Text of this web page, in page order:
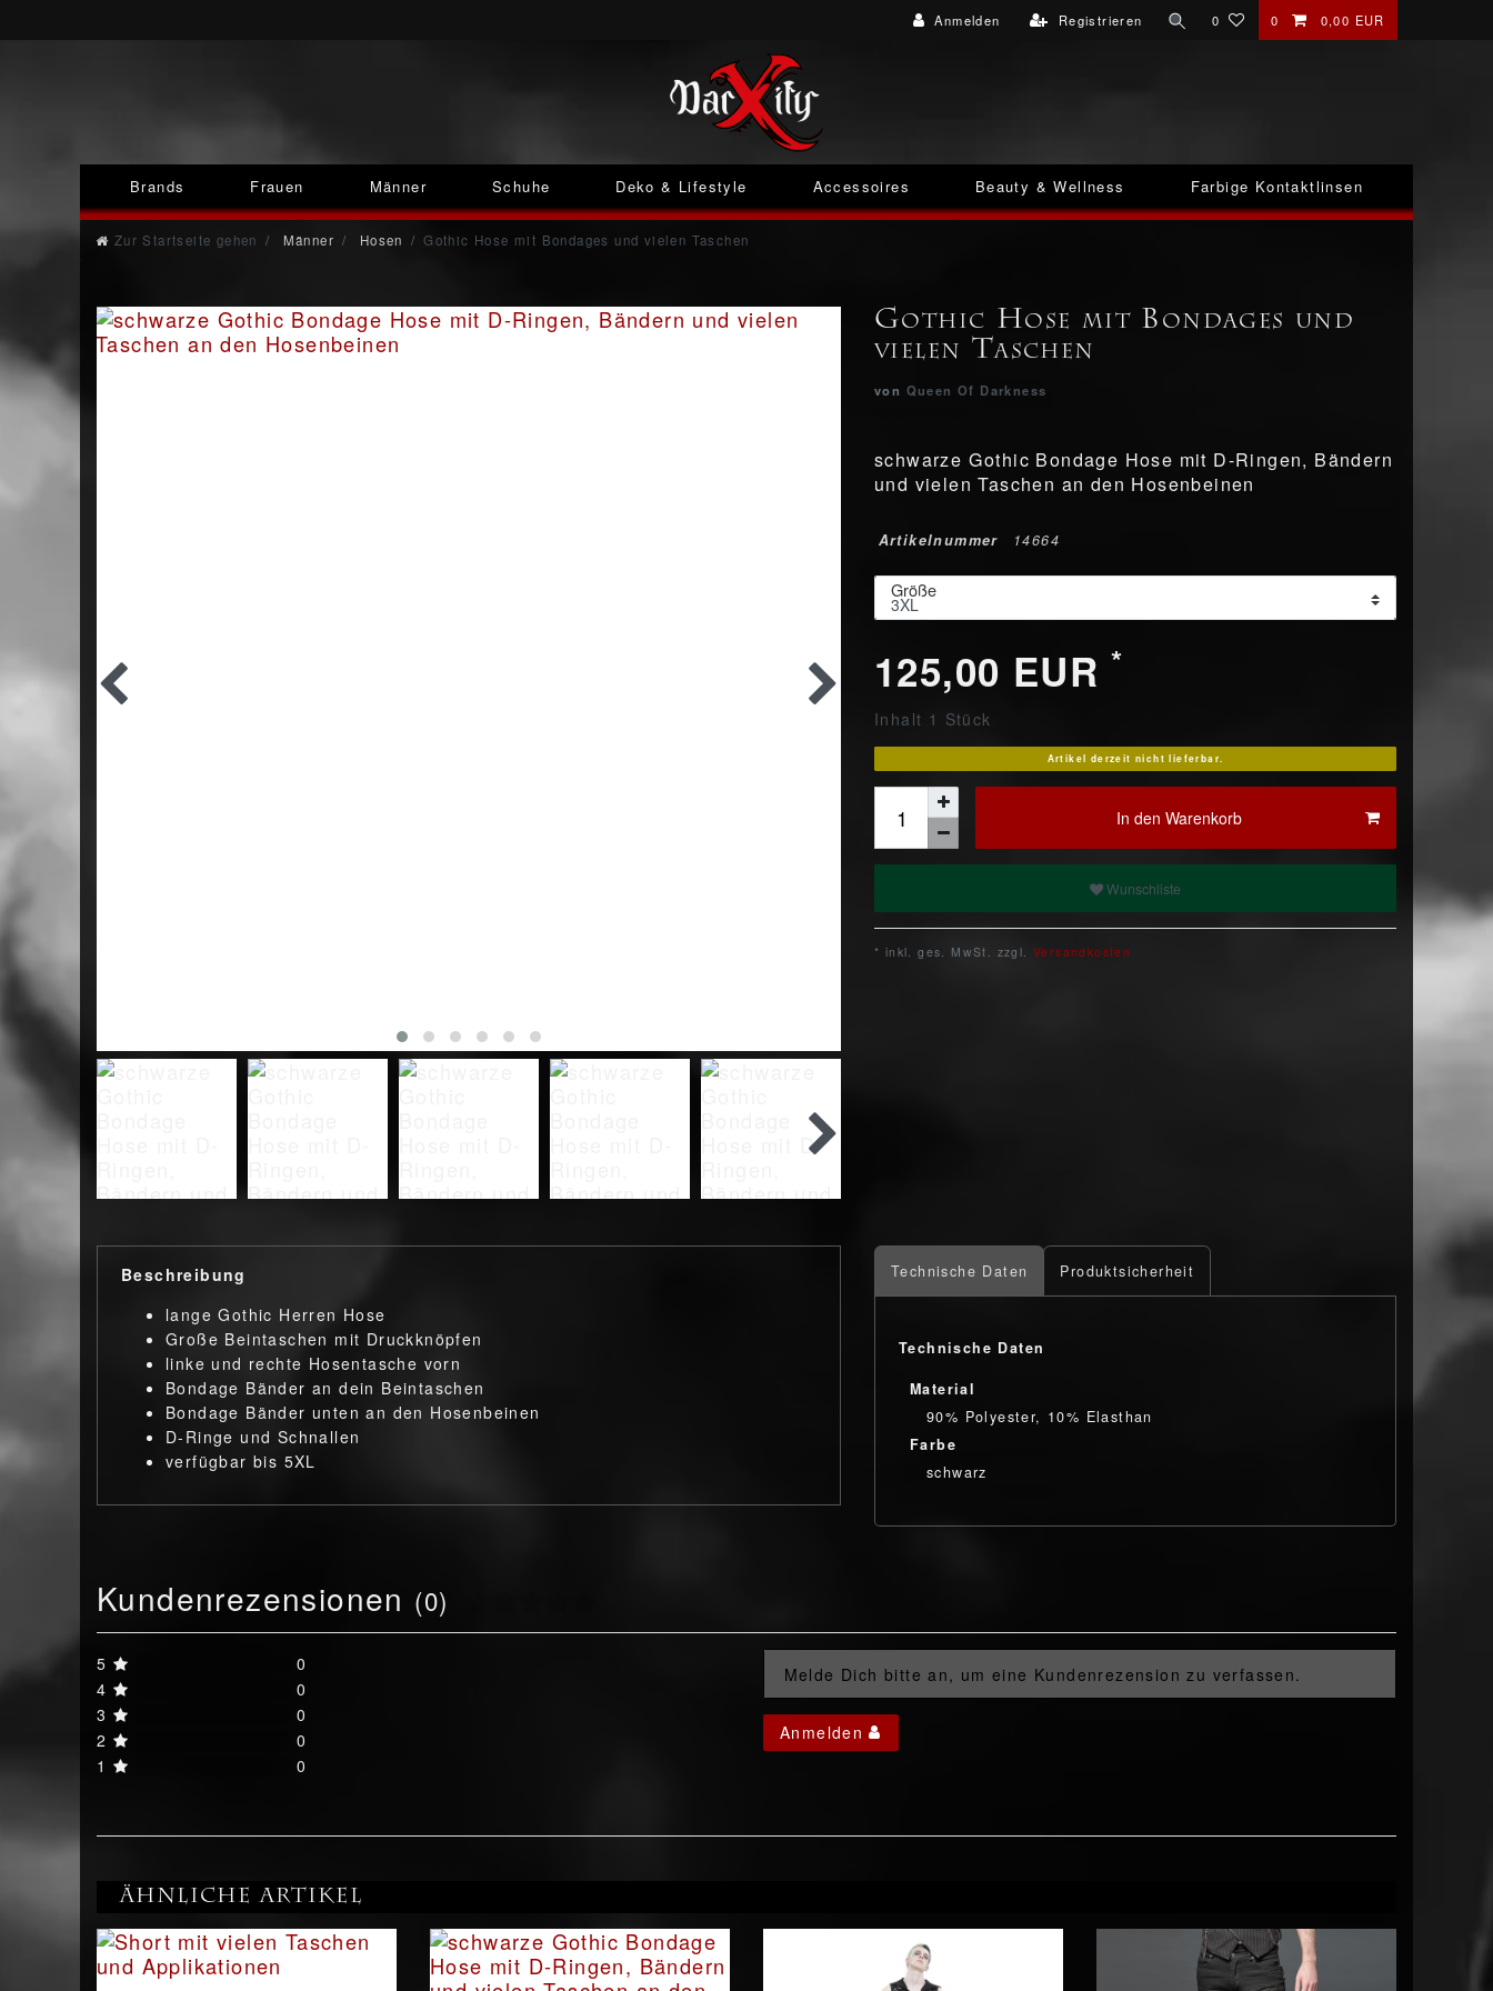
Anmelden Registrieren 0 0 0,00 EUR
Brands Frauen Männer Schuhe Deko & Lifestyle Accessoires Beauty & Wellness Farbige Kontaktlinsen
Zur Startseite gehen Männer Hosen Gothic Hose mit Bondages und vielen Taschen
Gothic Hose mit Bondages und
vielen Taschen
von Queen Of Darkness
schwarze Gothic Bondage Hose mit D-Ringen, Bändern
und vielen Taschen an den Hosenbeinen
Artikelnummer 14664
Größe
125,00 EUR*
Inhalt 1 Stück
Artikel derzeit nicht lieferbar.
In den Warenkorb
Wunschliste
* inkl. ges. MwSt. zzgl. Versandkosten
Beschreibung
lange Gothic Herren Hose
Große Beintaschen mit Druckknöpfen
linke und rechte Hosentasche vorn
Bondage Bänder an dein Beintaschen
Bondage Bänder unten an den Hosenbeinen
D-Ringe und Schnallen
verfügbar bis 5XL
Technische Daten Produktsicherheit
Technische Daten
Material
90% Polyester, 10% Elasthan
Farbe
schwarz
Kundenrezensionen (0)
5
0
4
0
3
0
2
0
1
0
Melde Dich bitte an, um eine Kundenrezension zu verfassen.
Anmelden
Ähnliche Artikel